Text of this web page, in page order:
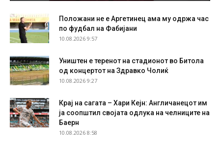
Положани не е Аргетинец ама му одржа час
по фудбал на Фабијани
10.08.2026 9:57
Уништен е теренот на стадионот во Битола
од концертот на Здравко Чолиќ
10.08.2026 9:27
Крај на сагата – Хари Кејн: Англичанецот им
ја соопштил својата одлука на челниците на
Баерн
10.08.2026 8:58